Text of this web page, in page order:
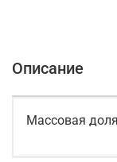
Описание
Массовая